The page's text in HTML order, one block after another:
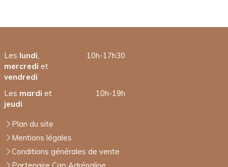
Les lundi,
mercredi et
vendredi
10h-17h30
Les mardi et
jeudi
10h-19h
Plan du site
Mentions légales
Conditions générales de vente